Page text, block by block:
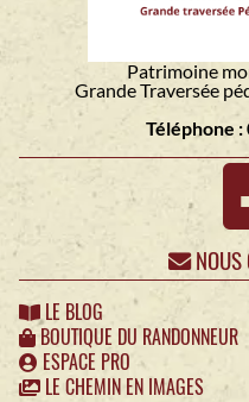
Patrimoine
Grande Traversée
Téléphone :
NOUS
LE BLOG
BOUTIQUE DU RANDONNEUR
ESPACE PRO
LE CHEMIN EN IMAGES